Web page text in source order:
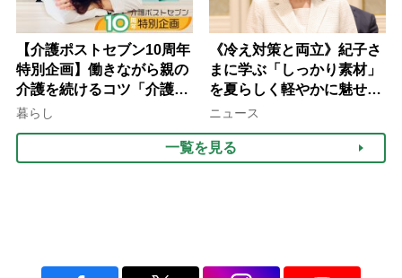
【介護ポストセブン10周年
特別企画】働きながら親の
介護を続けるコツ「介護は
10年以上続くことも…3つ
みよう」【社会福祉士解
説】
暮らし
《冷え対策と両立》紀子さ
まに学ぶ「しっかり素材」
を夏らしく軽やかに魅せる
3つの着こなし法則
ニュース
一覧を見る